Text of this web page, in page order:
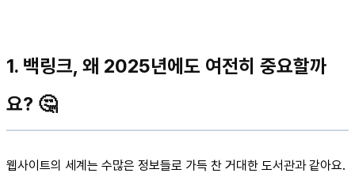
1. 백링크, 왜 2025년에도 여전히 중요할까
요? 🤔
웹사이트의 세계는 수많은 정보들로 가득 찬 거대한 도서관과 같아요.